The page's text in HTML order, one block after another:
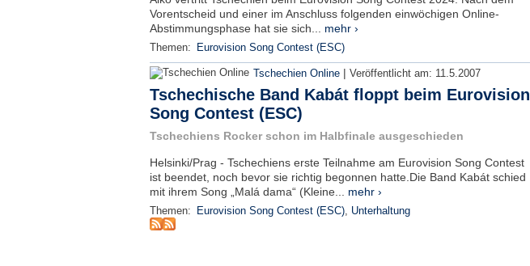
Vorentscheid und einer im Anschluss folgenden einwöchigen Online-
Abstimmungsphase hat sie sich... mehr ›
Themen: Eurovision Song Contest (ESC)
Tschechien Online | Veröffentlicht am: 11.5.2007
Tschechische Band Kabát floppt beim Eurovision
Song Contest (ESC)
Tschechiens Rocker schon im Halbfinale ausgeschieden
Helsinki/Prag - Tschechiens erste Teilnahme am Eurovision Song Contest
ist beendet, noch bevor sie richtig begonnen hatte.Die Band Kabát schied
mit ihrem Song „Malá dama“ (Kleine... mehr ›
Themen: Eurovision Song Contest (ESC), Unterhaltung